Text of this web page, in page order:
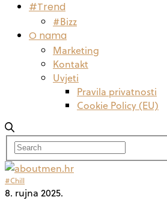
#Trend
#Bizz
O nama
Marketing
Kontakt
Uvjeti
Pravila privatnosti
Cookie Policy (EU)
#Chill
8. rujna 2025.